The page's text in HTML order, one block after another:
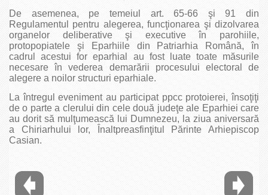
De asemenea, pe temeiul art. 65-66 şi 91 din
Regulamentul pentru alegerea, funcţionarea şi dizolvarea
organelor deliberative şi executive în parohiile,
protopopiatele şi Eparhiile din Patriarhia Română, în
cadrul acestui for eparhial au fost luate toate măsurile
necesare în vederea demarării procesului electoral de
alegere a noilor structuri eparhiale.
La întregul eveniment au participat ppcc protoierei, însoţiţi
de o parte a clerului din cele două judeţe ale Eparhiei care
au dorit să mulţumească lui Dumnezeu, la ziua aniversară
a Chiriarhului lor, Înaltpreasfinţitul Părinte Arhiepiscop
Casian.